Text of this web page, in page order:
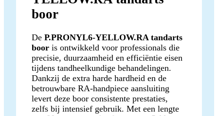
boor
De P.PRONYL6-YELLOW.RA tandarts
boor is ontwikkeld voor professionals die
precisie, duurzaamheid en efficiëntie eisen
tijdens tandheelkundige behandelingen.
Dankzij de extra harde hardheid en de
betrouwbare RA-handpiece aansluiting
levert deze boor consistente prestaties,
zelfs bij intensief gebruik. Met een lengte